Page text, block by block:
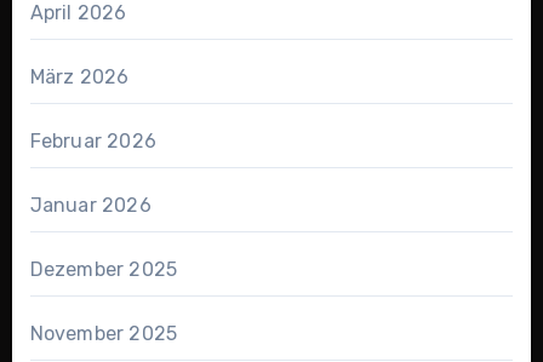
April 2026
März 2026
Februar 2026
Januar 2026
Dezember 2025
November 2025